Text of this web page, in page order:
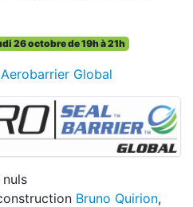
26 octobre de 19h à 21h
Global
Bruno Quirion,